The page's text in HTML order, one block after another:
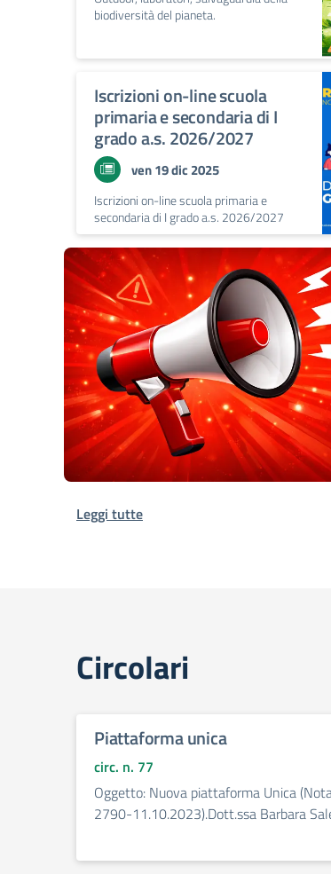
biodiversità del pianeta.
Iscrizioni on-line scuola
primaria e secondaria di I
grado a.s. 2026/2027
ven 19 dic 2025
Iscrizioni on-line scuola primaria e
secondaria di I grado a.s. 2026/2027
Leggi tutte
Circolari
Piattaforma unica
circ. n. 77
Oggetto: Nuova piattaforma Unica
2790-11.10.2023).Dott.ssa Barbara